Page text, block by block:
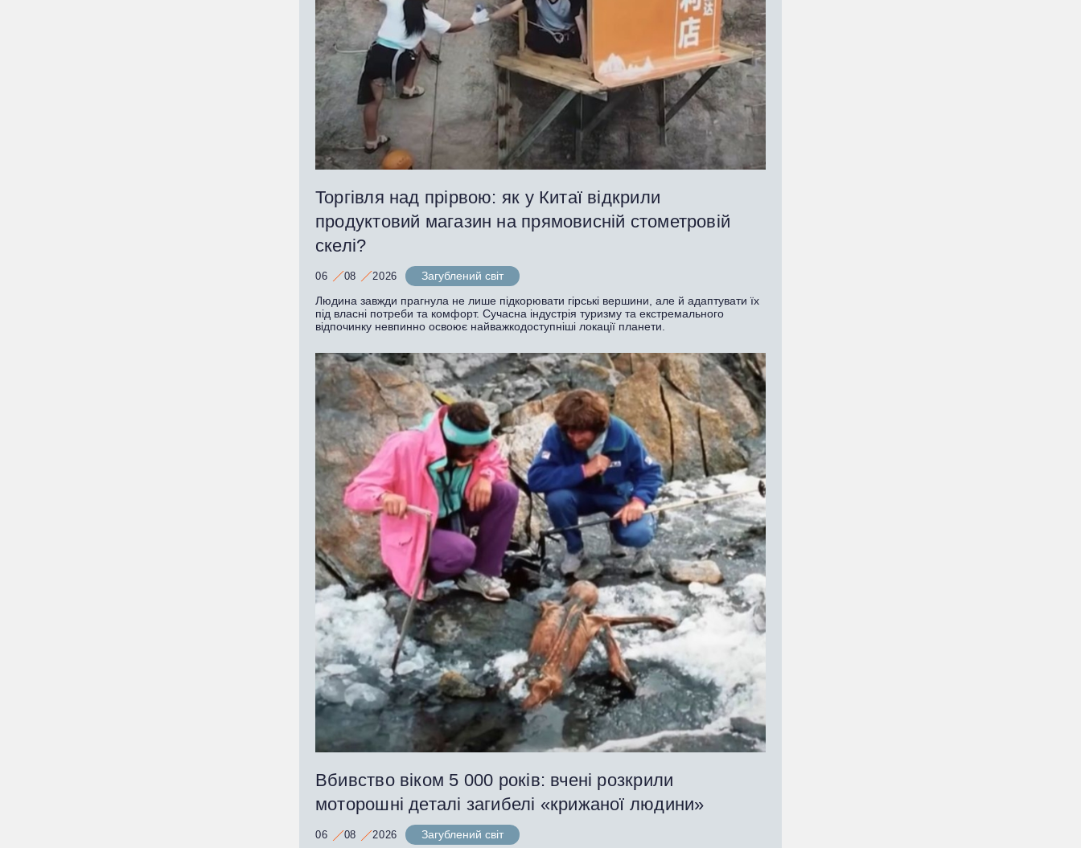
Торгівля над прірвою: як у Китаї відкрили
продуктовий магазин на прямовисній стометровій
скелі?
06 08 2026
Загублений світ
Людина завжди прагнула не лише підкорювати гірські вершини, але й адаптувати їх
під власні потреби та комфорт. Сучасна індустрія туризму та екстремального
відпочинку невпинно освоює найважкодоступніші локації планети.
Вбивство віком 5 000 років: вчені розкрили
моторошні деталі загибелі «крижаної людини»
06 08 2026 Загублений світ